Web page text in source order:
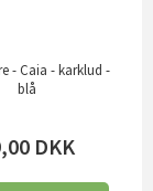
- Caia - karklud -
blå
DKK